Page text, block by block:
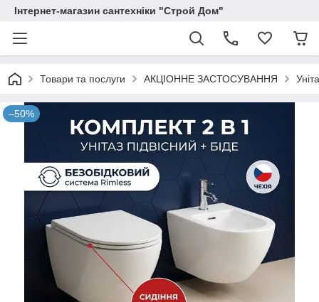
Інтернет-магазин сантехніки "Строй Дом"
Товари та послуги АКЦІОННЕ ЗАСТОСУВАННЯ
–50%